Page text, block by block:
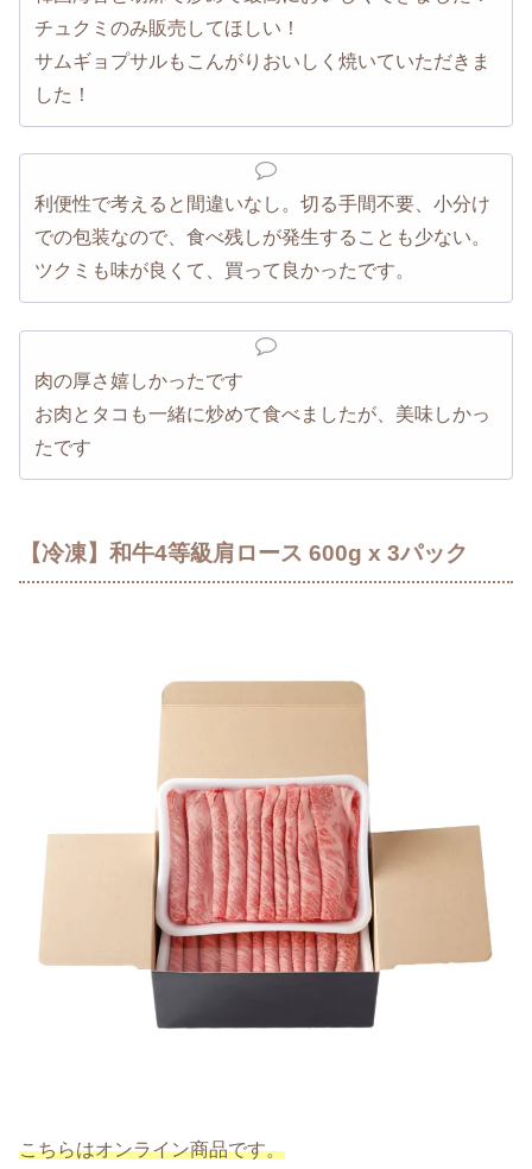
チュクミのみ販売してほしい！
サムギョプサルもこんがりおいしく焼いていただきま
した！
利便性で考えると間違いなし。切る手間不要、小分け
での包装なので、食べ残しが発生することも少ない。
ツクミも味が良くて、買って良かったです。
肉の厚さ嬉しかったです
お肉とタコも一緒に炒めて食べましたが、美味しかっ
たです
【冷凍】和牛4等級肩ロース 600g x 3パック
こちらはオンライン商品です。